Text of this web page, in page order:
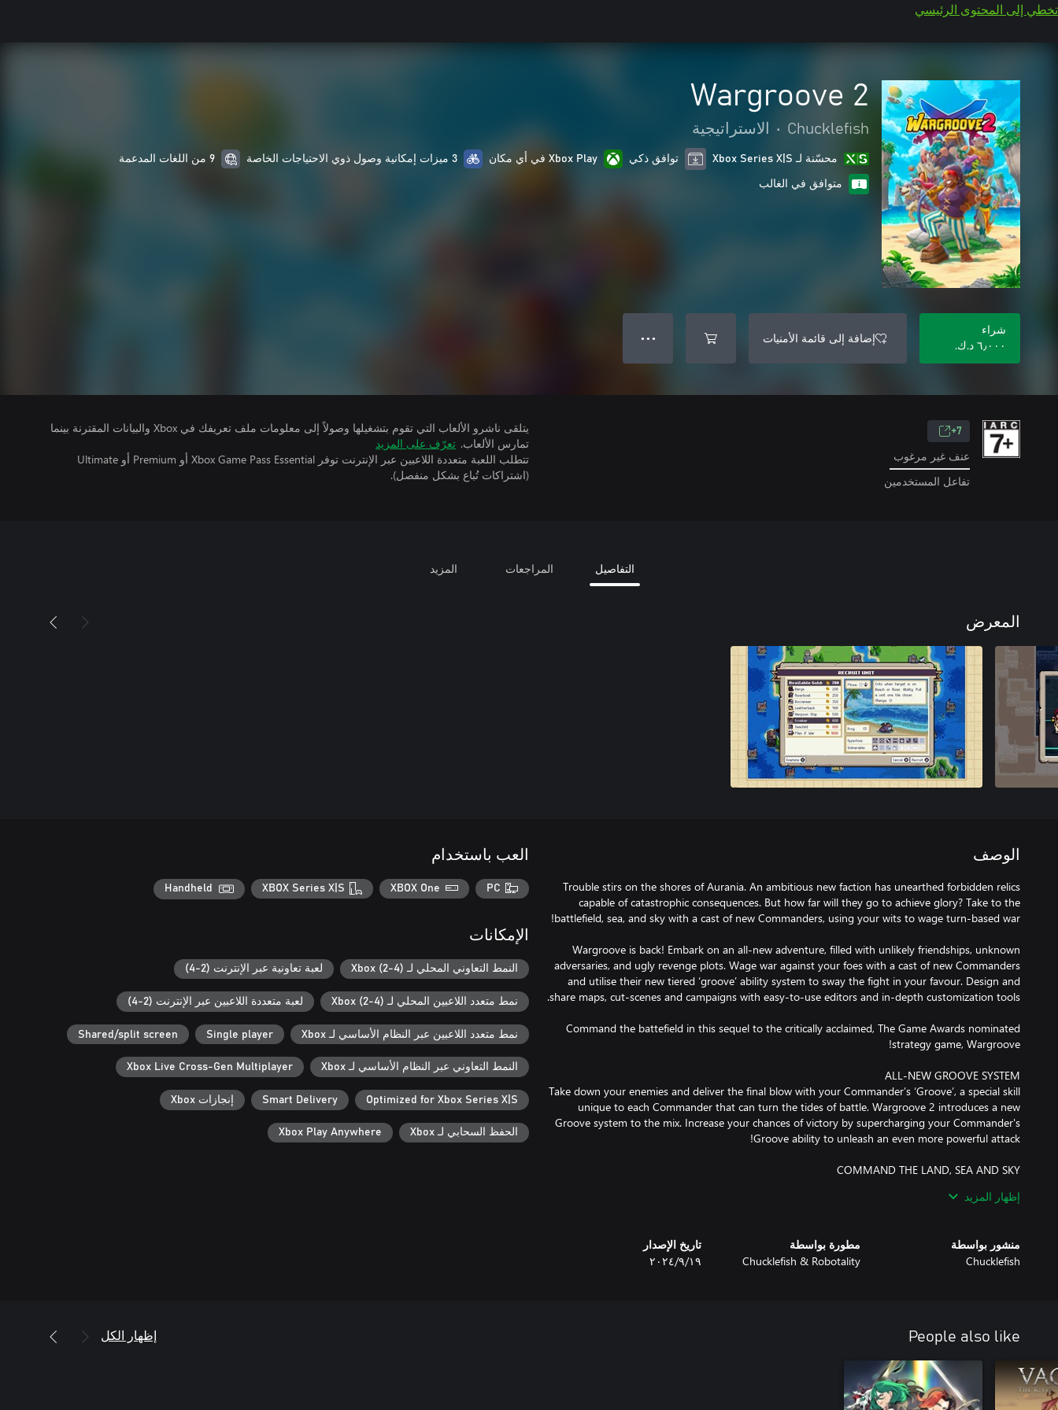
تخطي إلى المحتوى الرئيسي
Wargroove 2
Chucklefish
• الاستراتيجية
محسّنة لـ Xbox Series X|S توافق ذكي Xbox Play في أي مكان 3 ميزات إمكانية وصول ذوي الاحتياجات الخاصة 9 من اللغات المدعمة
متوافق في الغالب
شراء
٦٫٠٠٠ د.ك.‏
إضافة إلى قائمة الأمنيات ● ● ●
7+
عنف غير مرغوب
تفاعل المستخدمين
يتلقى ناشرو الألعاب التي تقوم بتشغيلها وصولاً إلى معلومات ملف تعريفك في Xbox والبيانات المقترنة بينما
تمارس الألعاب. تعرّف على المزيد
تتطلب اللعبة متعددة اللاعبين عبر الإنترنت توفر Xbox Game Pass Essential أو Premium أو Ultimate
(اشتراكات تُباع بشكل منفصل).
التفاصيل المراجعات المزيد
المعرض
الوصف
Trouble stirs on the shores of Aurania. An ambitious new faction has unearthed forbidden relics
capable of catastrophic consequences. But how far will they go to achieve glory? Take to the
Wargroove is back! Embark on an all-new adventure, filled with unlikely friendships, unknown
adversaries, and ugly revenge plots. Wage war against your foes with a cast of new Commanders
and utilise their new tiered ‘groove’ ability system to sway the fight in your favour. Design and
Command the battefield in this sequel to the critically acclaimed, The Game Awards nominated
Take down your enemies and deliver the final blow with your Commander’s ‘Groove’, a special skill
unique to each Commander that can turn the tides of battle. Wargroove 2 introduces a new
Groove system to the mix. Increase your chances of victory by supercharging your Commander's
restored peace to Aurania. Now, an ambitious foreign faction is unearthing forbidden technologies
Sick of the rules? Change ‘em! Want to write a soul-wrenching novella about forbidden love in a
war-torn land? Eat your heart out! There’s something for everyone. Using the in-game editor you
إظهار المزيد
منشور بواسطة
Chucklefish
مطورة بواسطة
Chucklefish & Robotality
تاريخ الإصدار
١٩‏/٩‏/٢٠٢٤
العب باستخدام
PC
XBOX One
XBOX Series X|S
Handheld
الإمكانات
النمط التعاوني المحلي لـ Xbox (2-4) لعبة تعاونية عبر الإنترنت (2-4)
نمط متعدد اللاعبين المحلي لـ Xbox (2-4) لعبة متعددة اللاعبين عبر الإنترنت (2-4)
نمط متعدد اللاعبين عبر النظام الأساسي لـ Xbox Single player
Shared/split screen
النمط التعاوني عبر النظام الأساسي لـ Xbox Xbox Live Cross-Gen Multiplayer
Optimized for Xbox Series X|S
Smart Delivery إنجازات Xbox
الحفظ السحابي لـ Xbox Xbox Play Anywhere
People also like إظهار الكل